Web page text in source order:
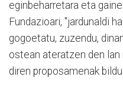
eginbeharretara eta
Fundazioari, "jardunaldi
gogoetatu, zuzendu,
ostean ateratzen den
diren proposamenak